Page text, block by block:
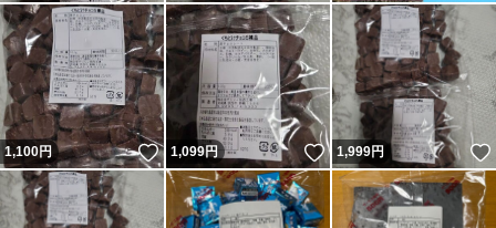
1,100円 いいね！
1,099円 いいね！
1,999円